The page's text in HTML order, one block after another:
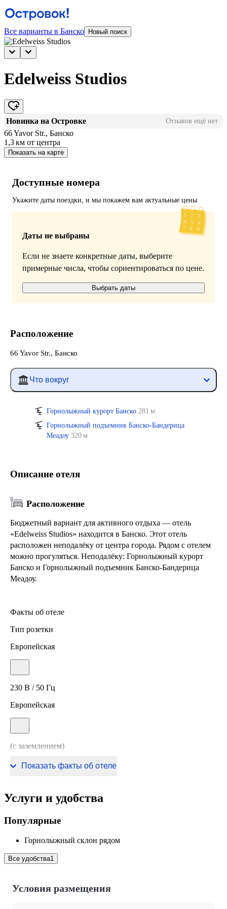
Все варианты в Банско Новый поиск
Edelweiss Studios
Новинка на Островке Отзывов ещё нет
66 Yavor Str., Банско
1,3 км от центра
Показать на карте
Доступные номера
Укажите даты поездки, и мы покажем вам актуальные цены
Даты не выбраны
Если не знаете конкретные даты, выберите
примерные числа, чтобы сориентироваться по цене.
Выбрать даты
Расположение
66 Yavor Str., Банско
Что вокруг
Горнолыжный курорт Банско 281 м
Горнолыжный подъемник Банско-Бандерица
Меадоу 320 м
Описание отеля
Расположение
Бюджетный вариант для активного отдыха — отель
«Edelweiss Studios» находится в Банско. Этот отель
расположен неподалёку от центра города. Рядом с отелем
можно прогуляться. Неподалёку: Горнолыжный курорт
Банско и Горнолыжный подъемник Банско-Бандерица
Меадоу.
Факты об отеле
Тип розетки
Европейская
230 В / 50 Гц
Европейская
(с заземлением)
230 В / 50 Гц
Показать факты об отеле
Услуги и удобства
Популярные
Горнолыжный склон рядом
Все удобства1
Условия размещения